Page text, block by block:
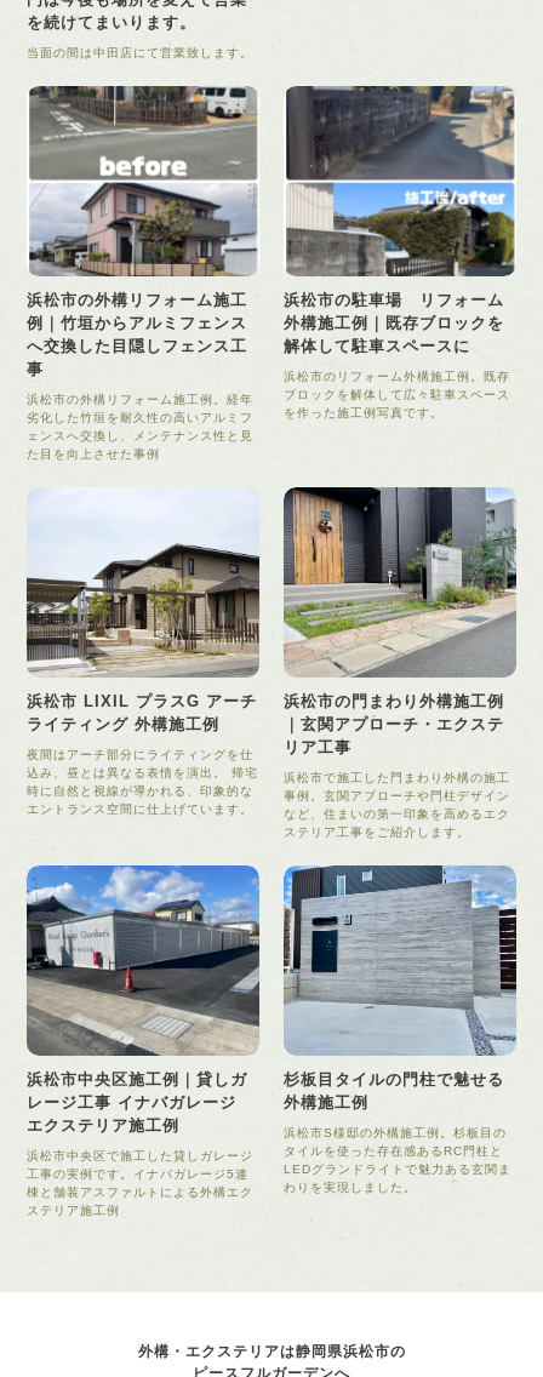
を続けてまいります。
当面の間は中田店にて営業致します。
浜松市の外構リフォーム施工
例｜竹垣からアルミフェンス
へ交換した目隠しフェンス工
事
浜松市の外構リフォーム施工例。経年
劣化した竹垣を耐久性の高いアルミフ
ェンスへ交換し、メンテナンス性と見
た目を向上させた事例
浜松市の駐車場 リフォーム
外構施工例｜既存ブロックを
解体して駐車スペースに
浜松市のリフォーム外構施工例。既存
ブロックを解体して広々駐車スペース
を作った施工例写真です。
浜松市 LIXIL プラスG アーチ
ライティング 外構施工例
夜間はアーチ部分にライティングを仕
込み、昼とは異なる表情を演出。 帰宅
時に自然と視線が導かれる、印象的な
エントランス空間に仕上げています。
浜松市の門まわり外構施工例
｜玄関アプローチ・エクステ
リア工事
浜松市で施工した門まわり外構の施工
事例。玄関アプローチや門柱デザイン
など、住まいの第一印象を高めるエク
ステリア工事をご紹介します。
浜松市中央区施工例｜貸しガ
レージ工事 イナバガレージ
エクステリア施工例
浜松市中央区で施工した貸しガレージ
工事の実例です。イナバガレージ5連
棟と舗装アスファルトによる外構エク
ステリア施工例
杉板目タイルの門柱で魅せる
外構施工例
浜松市S様邸の外構施工例。杉板目の
タイルを使った存在感あるRC門柱と
LEDグランドライトで魅力ある玄関ま
わりを実現しました。
外構・エクステリアは静岡県浜松市の
ピースフルガーデンへ